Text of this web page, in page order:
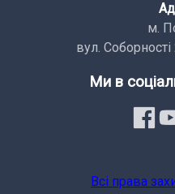
м.
вул.
Ми в
Всi права